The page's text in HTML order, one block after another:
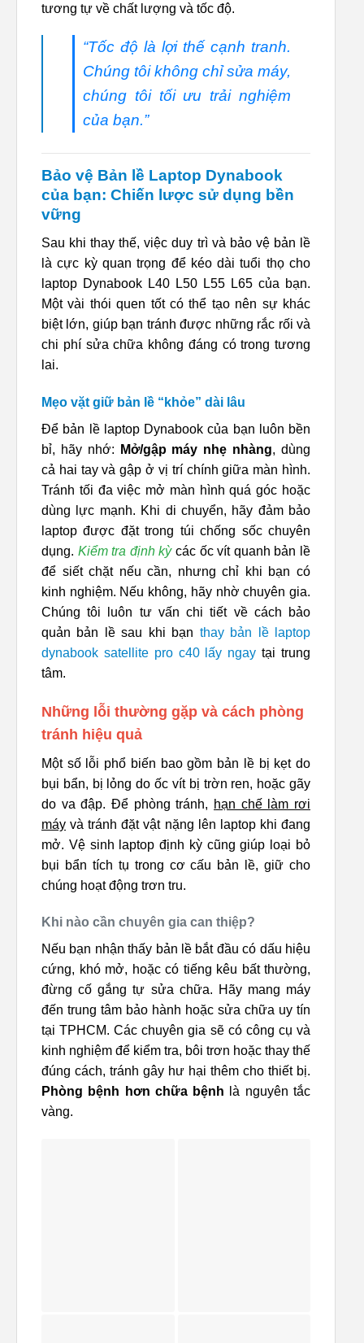
tương tự về chất lượng và tốc độ.
“Tốc độ là lợi thế cạnh tranh.
Chúng tôi không chỉ sửa máy,
chúng tôi tối ưu trải nghiệm
của bạn.”
Bảo vệ Bản lề Laptop Dynabook
của bạn: Chiến lược sử dụng bền
vững
Sau khi thay thế, việc duy trì và bảo vệ bản lề
là cực kỳ quan trọng để kéo dài tuổi thọ cho
laptop Dynabook L40 L50 L55 L65 của bạn.
Một vài thói quen tốt có thể tạo nên sự khác
biệt lớn, giúp bạn tránh được những rắc rối và
chi phí sửa chữa không đáng có trong tương
lai.
Mẹo vặt giữ bản lề “khỏe” dài lâu
Để bản lề laptop Dynabook của bạn luôn bền
bỉ, hãy nhớ:
Mở/gập máy nhẹ nhàng, dùng
cả hai tay và gập ở vị trí chính giữa màn hình.
Tránh tối đa việc mở màn hình quá góc hoặc
dùng lực mạnh. Khi di chuyển, hãy đảm bảo
laptop được đặt trong túi chống sốc chuyên
dụng. Kiểm tra định kỳcác ốc vít quanh bản lề
để siết chặt nếu cần, nhưng chỉ khi bạn có
kinh nghiệm. Nếu không, hãy nhờ chuyên gia.
Chúng tôi luôn tư vấn chi tiết về cách bảo
quản bản lề sau khi bạn thay bản lề laptop
dynabook satellite pro c40 lấy ngay tại trung
tâm.
Những lỗi thường gặp và cách phòng
tránh hiệu quả
Một số lỗi phổ biến bao gồm bản lề bị kẹt do
bụi bẩn, bị lỏng do ốc vít bị trờn ren, hoặc gãy
do va đập. Để phòng tránh, hạn chế làm rơi
máy và tránh đặt vật nặng lên laptop khi đang
mở. Vệ sinh laptop định kỳ cũng giúp loại bỏ
bụi bẩn tích tụ trong cơ cấu bản lề, giữ cho
chúng hoạt động trơn tru.
Khi nào cần chuyên gia can thiệp?
Nếu bạn nhận thấy bản lề bắt đầu có dấu hiệu
cứng, khó mở, hoặc có tiếng kêu bất thường,
đừng cố gắng tự sửa chữa. Hãy mang máy
đến trung tâm bảo hành hoặc sửa chữa uy tín
tại TPHCM. Các chuyên gia sẽ có công cụ và
kinh nghiệm để kiểm tra, bôi trơn hoặc thay thế
đúng cách, tránh gây hư hại thêm cho thiết bị.
Phòng bệnh hơn chữa bệnh là nguyên tắc
vàng.